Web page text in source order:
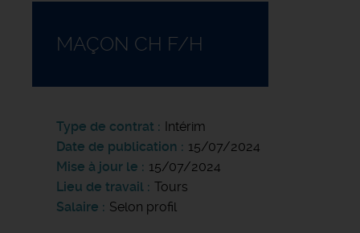
MAÇON CH F/H
Type de contrat
Intérim
Date de publication
15/07/2024
Mise à jour le
15/07/2024
Lieu de travail
Tours
Salaire
Selon profil